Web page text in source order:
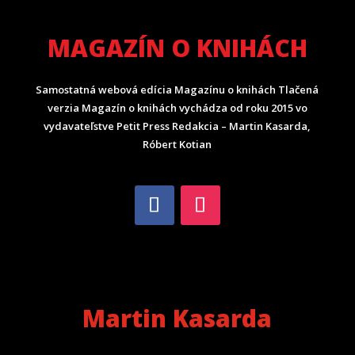
MAGAZÍN O KNIHÁCH
Samostatná webová edícia Magazínu o knihách Tlačená
verzia Magazín o knihách vychádza od roku 2015 vo
vydavateľstve Petit Press Redakcia – Martin Kasarda,
Róbert Kotian
Martin Kasarda